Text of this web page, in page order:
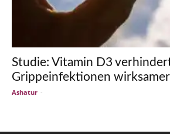
Studie: Vitamin D3
Grippeinfektionen
Ashatur -